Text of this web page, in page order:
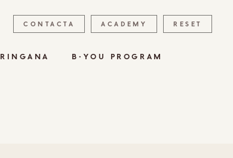
CONTACTA ACADEMY RESET
RINGANA B·YOU PROGRAM